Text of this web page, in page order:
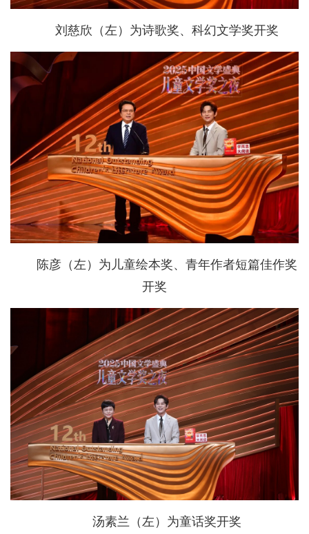
刘慈欣（左）为诗歌奖、科幻文学奖开奖
陈彦（左）为儿童绘本奖、青年作者短篇佳作奖
开奖
汤素兰（左）为童话奖开奖